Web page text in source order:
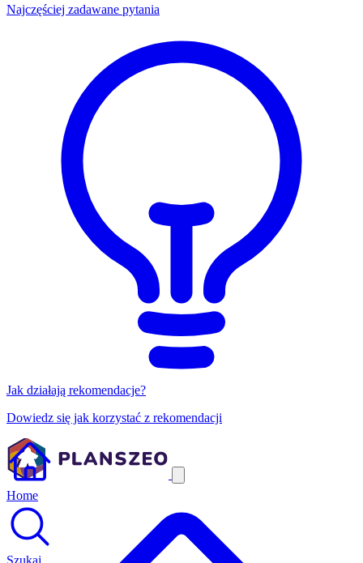
Najczęściej zadawane pytania
Jak działają rekomendacje?
Dowiedz się jak korzystać z rekomendacji
Home
Szukaj